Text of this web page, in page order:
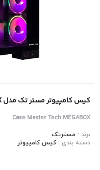
کیس کامپیوتر مستر تک مدل Master Tech MEGABOX
Case Master Tech MEGABOX
برند : مسترتک
دسته بندی :کیس کامپیوتر